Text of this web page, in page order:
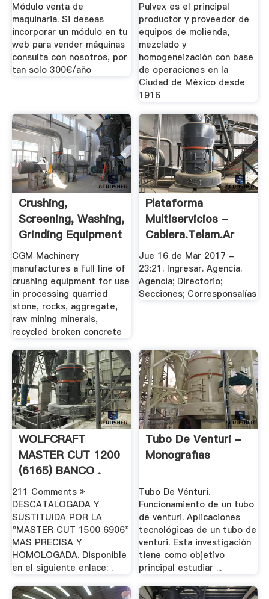
Módulo venta de
maquinaria. Si deseas
incorporar un módulo en tu
web para vender máquinas
consulta con nosotros, por
tan solo 300€/año
Pulvex es el principal
productor y proveedor de
equipos de molienda,
mezclado y
homogeneización con base
de operaciones en la
Ciudad de México desde
1916
Crushing,
Screening, Washing,
Grinding Equipment
.
CGM Machinery
manufactures a full line of
crushing equipment for use
in processing quarried
stone, rocks, aggregate,
raw mining minerals,
recycled broken concrete
Plataforma
Multiservicios -
Cablera.telam.ar
Jue 16 de Mar 2017 -
23:21. Ingresar. Agencia.
Agencia; Directorio;
Secciones; Corresponsalías
WOLFCRAFT
MASTER CUT 1200
(6165) BANCO .
211 Comments »
DESCATALOGADA Y
SUSTITUIDA POR LA
"MASTER CUT 1500 6906"
MAS PRECISA Y
HOMOLOGADA. Disponible
en el siguiente enlace: .
Tubo De Venturi -
Monografias
Tubo De Vénturi.
Funcionamiento de un tubo
de venturi. Aplicaciones
tecnológicas de un tubo de
venturi. Esta investigación
tiene como objetivo
principal estudiar ...